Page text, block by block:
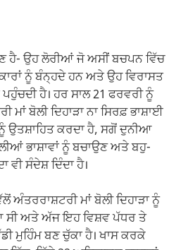
k
ਹੈ- ਉਹ ਲੋਰੀਆਂ ਜੋ ਅਸੀਂ ਬਚਪਨ ਵਿੱਚ
ਨੂੰ ਬੰਨ੍ਹਦੇ ਹਨ ਅਤੇ ਉਹ ਵਿਰਾਸਤ
ਹੈ। ਹਰ ਸਾਲ 21 ਫਰਵਰੀ ਨੂੰ
ਮਾਂ ਬੋਲੀ ਦਿਹਾੜਾ ਨਾ ਸਿਰਫ਼ ਭਾਸ਼ਾਈ
ਉਤਸ਼ਾਹਿਤ ਕਰਦਾ ਹੈ, ਸਗੋਂ ਦੁਨੀਆ
ਭਾਸ਼ਾਵਾਂ ਨੂੰ ਬਚਾਉਣ ਅਤੇ ਬਹੁ-
ਵੀ ਸੰਦੇਸ਼ ਦਿੰਦਾ ਹੈ।
ਅੰਤਰਰਾਸ਼ਟਰੀ ਮਾਂ ਬੋਲੀ ਦਿਹਾੜਾ ਨੂੰ
ਸੀ ਅਤੇ ਅੱਜ ਇਹ ਵਿਸ਼ਵ ਪੱਧਰ ਤੇ
ਮੁਹਿੰਮ ਬਣ ਚੁੱਕਾ ਹੈ। ਖਾਸ ਕਰਕੇ